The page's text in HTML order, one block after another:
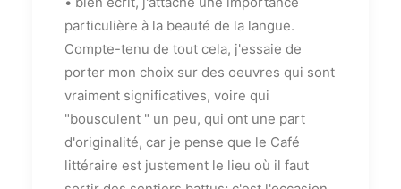
particulière à la beauté de la langue.
Compte-tenu de tout cela, j'essaie de
porter mon choix sur des oeuvres qui sont
vraiment significatives, voire qui
"bousculent " un peu, qui ont une part
d'originalité, car je pense que le Café
littéraire est justement le lieu où il faut